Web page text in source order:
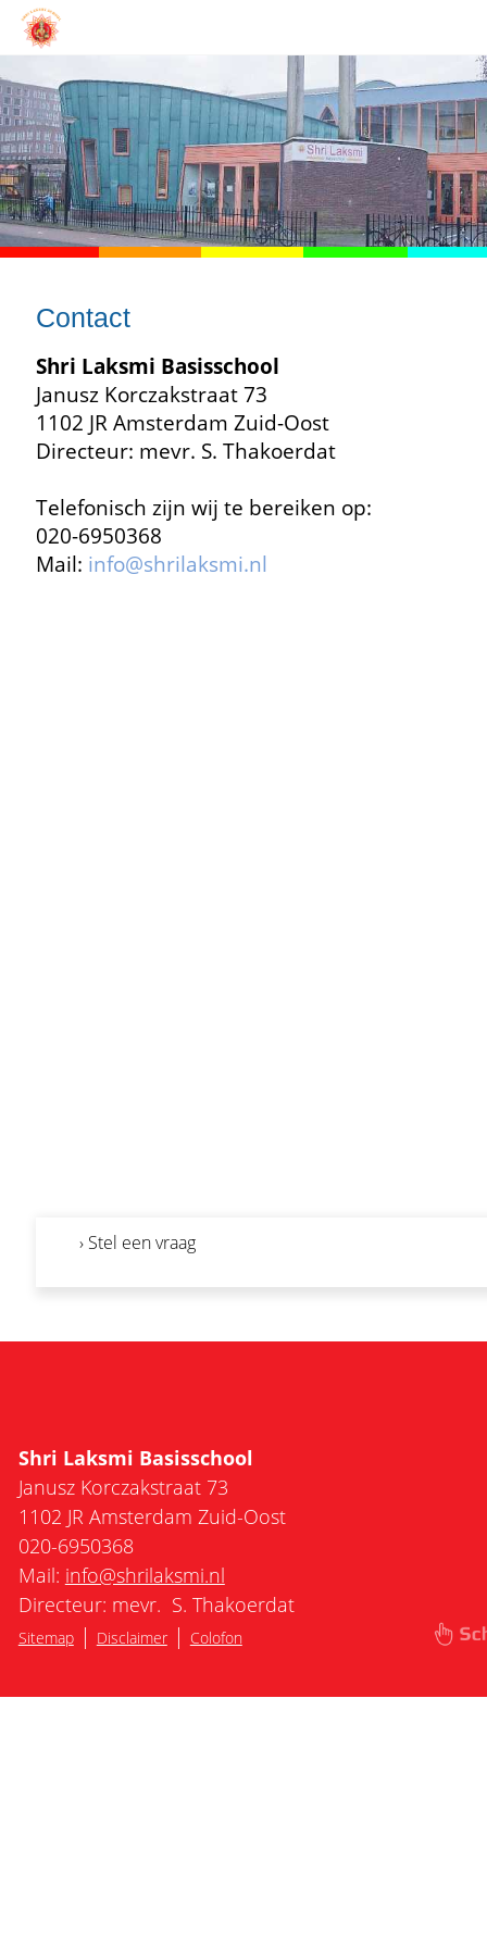
Contact
Shri Laksmi Basisschool
Janusz Korczakstraat 73
1102 JR Amsterdam Zuid-Oost
Directeur: mevr. S. Thakoerdat
Telefonisch zijn wij te bereiken op:
020-6950368
Mail: info@shrilaksmi.nl
› Stel een vraag
Shri Laksmi Basisschool
Janusz Korczakstraat 73
1102 JR Amsterdam Zuid-Oost
020-6950368
Mail: info@shrilaksmi.nl
Directeur: mevr. S. Thakoerdat
Sitemap| Disclaimer| Colofon